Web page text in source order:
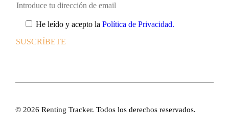
He leído y acepto la Política de Privacidad.
© 2026 Renting Tracker. Todos los derechos reservados.